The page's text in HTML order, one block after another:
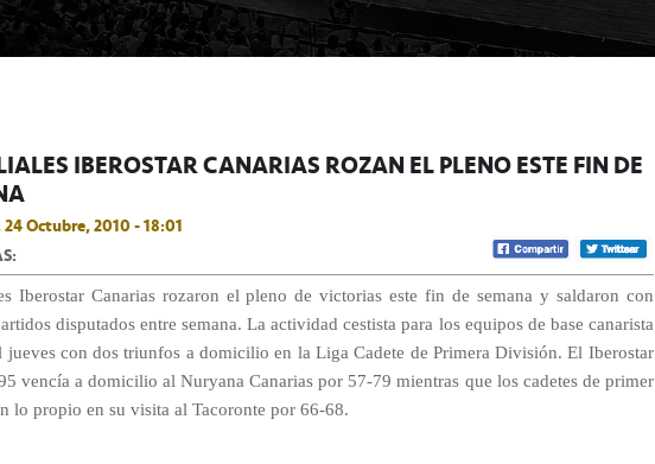
IBEROSTAR CANARIAS ROZAN EL PLENO ESTE FIN DE
Octubre, 2010 - 18:01
Iberostar Canarias rozaron el pleno de victorias este fin de semana y saldaron con
disputados entre semana. La actividad cestista para los equipos de base canarista
jueves con dos triunfos a domicilio en la Liga Cadete de Primera División. El Iberostar
vencía a domicilio al Nuryana Canarias por 57-79 mientras que los cadetes de primer
lo propio en su visita al Tacoronte por 66-68.